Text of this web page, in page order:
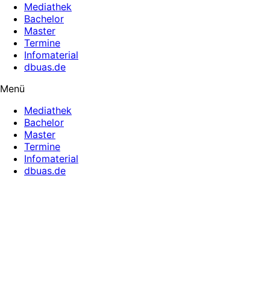
Mediathek
Bachelor
Master
Termine
Infomaterial
dbuas.de
Menü
Mediathek
Bachelor
Master
Termine
Infomaterial
dbuas.de